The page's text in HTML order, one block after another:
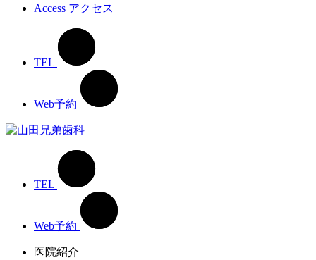
Access アクセス
TEL
Web予約
TEL
Web予約
医院紹介